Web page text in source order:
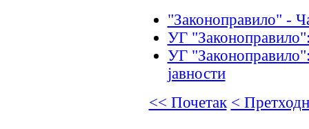
"Законоправило" -
УГ
УГ
јавности
<< Почетак <